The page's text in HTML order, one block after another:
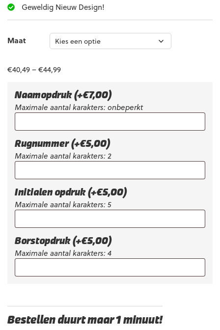
Geweldig Nieuw Design!
Maat
€40,49–€44,99
Naamopdruk (+€7,00)
Maximale aantal karakters: onbeperkt
Rugnummer (+€5,00)
Maximale aantal karakters: 2
Initialen opdruk (+€5,00)
Maximale aantal karakters: 5
Borstopdruk (+€5,00)
Maximale aantal karakters: 4
Bestellen duurt maar 1 minuut!